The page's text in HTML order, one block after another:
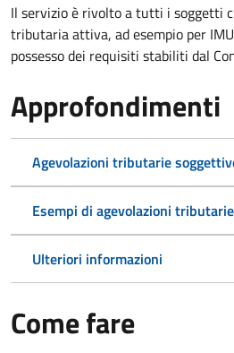
Il servizio è rivolto a tutti i soggetti
tributaria attiva, ad esempio per
possesso dei requisiti stabiliti dal
Approfondimenti
Agevolazioni tributarie
Esempi di agevolazioni tributarie
Ulteriori informazioni
Come fare